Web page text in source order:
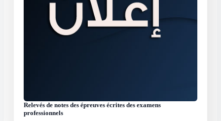
Relevés de notes des épreuves écrites des examens
professionnels